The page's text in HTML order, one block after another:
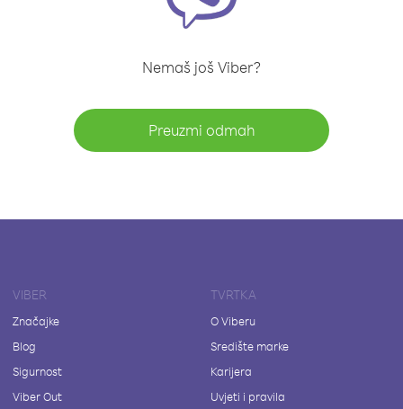
Nemaš još Viber?
Preuzmi odmah
VIBER
Značajke
Blog
Sigurnost
Viber Out
TVRTKA
O Viberu
Središte marke
Karijera
Uvjeti i pravila